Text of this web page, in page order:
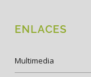
ENLACES
Multimedia